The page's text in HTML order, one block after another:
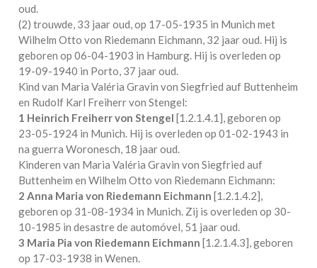
oud.
(2) trouwde, 33 jaar oud, op 17-05-1935 in Munich met
Wilhelm Otto von Riedemann Eichmann, 32 jaar oud. Hij is
geboren op 06-04-1903 in Hamburg. Hij is overleden op
19-09-1940 in Porto, 37 jaar oud.
Kind van Maria Valéria Gravin von Siegfried auf Buttenheim
en Rudolf Karl Freiherr von Stengel:
1 Heinrich Freiherr von Stengel [1.2.1.4.1 ], geboren op
23-05-1924 in Munich. Hij is overleden op 01-02-1943 in
na guerra Woronesch, 18 jaar oud.
Kinderen van Maria Valéria Gravin von Siegfried auf
Buttenheim en Wilhelm Otto von Riedemann Eichmann:
2 Anna Maria von Riedemann Eichmann [1.2.1.4.2],
geboren op 31-08-1934 in Munich. Zij is overleden op 30-
10-1985 in desastre de automóvel, 51 jaar oud.
3 Maria Pia von Riedemann Eichmann [1.2.1.4.3], geboren
op 17-03-1938 in Wenen.